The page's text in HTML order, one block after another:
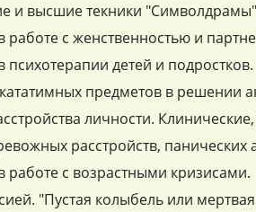
и высшие текники "Символдрамы"
работе с женственностью и
детей и подростков.
предметов в решении
личности.
расстройств, панических
с возрастными кризисами.
"Пустая колыбель или